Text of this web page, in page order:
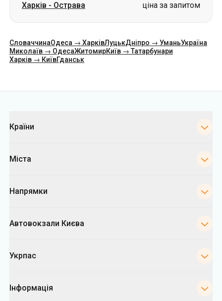
Харків - Острава ціна за запитом
СловаччинаОдеса → ХарківЛуцькДніпро → УманьУкраїна
Миколаїв → ОдесаЖитомирКиїв → Татарбунари
Харків → КиївГданськ
Країни
Міста
Напрямки
Автовокзали Києва
Укрпас
Інформація